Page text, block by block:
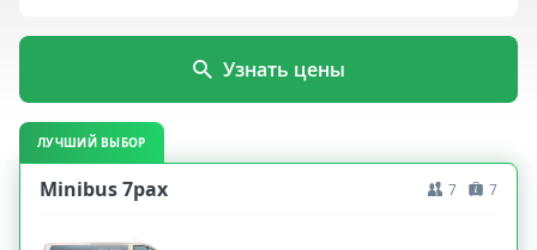
Узнать цены
ЛУЧШИЙ ВЫБОР
Minibus 7pax 7 7